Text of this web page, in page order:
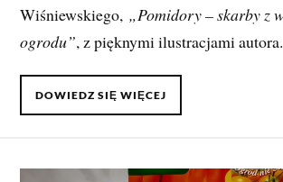
Wiśniewskiego, „Pomidory – skarby z
ogrodu”, z pięknymi ilustracjami autora.
DOWIEDZ SIĘ WIĘCEJ